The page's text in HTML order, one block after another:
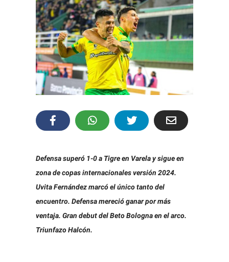
Defensa superó 1-0 a Tigre en Varela y sigue en
zona de copas internacionales versión 2024.
Uvita Fernández marcó el único tanto del
encuentro. Defensa mereció ganar por más
ventaja. Gran debut del Beto Bologna en el arco.
Triunfazo Halcón.